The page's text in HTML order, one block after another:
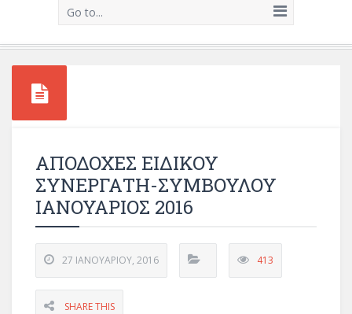
Go to...
ΑΠΟΔΟΧΕΣ ΕΙΔΙΚΟΥ
ΣΥΝΕΡΓΑΤΗ-ΣΥΜΒΟΥΛΟΥ
ΙΑΝΟΥΑΡΙΟΣ 2016
27 ΙΑΝΟΥΑΡΊΟΥ, 2016 413
SHARE THIS